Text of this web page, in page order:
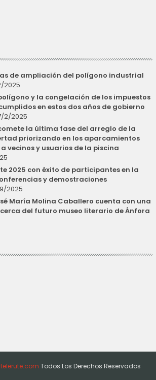
de ampliación del polígono industrial
y la congelación de los impuestos
en estos dos años de gobierno
2/2025
la última fase del arreglo de la
priorizando en los aparcamientos
vecinos y usuarios de la piscina
2025 con éxito de participantes en la
y demostraciones
2025
María Molina Caballero cuenta con una
del futuro museo literario de Ánfora
telerute.com Todos Los Derechos Reservados